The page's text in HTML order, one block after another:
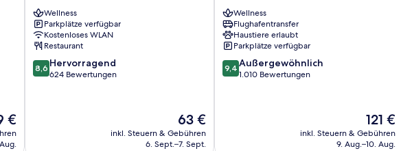
€
Leading
Hotels
Brno
Wellness
Parkplätze verfügbar
Kostenloses WLAN
Restaurant
8.6
von
8,6 Hervorragend
624 Bewertungen
Der
Preis
beträgt
63 €
inkl. Steuern & Gebühren
6. Sept.–7. Sept.
Small
Luxury
Hotels
of
the
World
Wellness
Flughafentransfer
Haustiere erlaubt
Parkplätze verfügbar
9.4
von
9,4 Außergewöhnlich
1.010 Bewertungen
Der
Preis
beträgt
121 €
inkl. Steuern & Gebühren
9. Aug.–10. Aug.